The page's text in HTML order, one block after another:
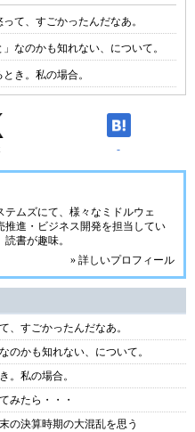
て、すごかったんだなあ。
なのかも知れない、について。
き。私の場合。
-
テムズにて、様々なミドルウェ
推進・ビジネス開発を担当してい
書が趣味。
» 詳しいプロフィール
、すごかったんだなあ。
のかも知れない、について。
。私の場合。
みたら・・・
の決算時期の大混乱を思う